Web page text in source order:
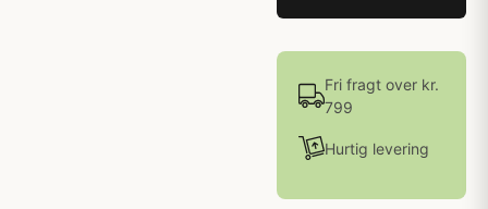
Fri fragt over kr.
799
Hurtig levering